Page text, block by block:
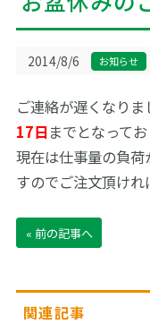
English
2014/8/6 お知らせ
ご連絡が遅くなり
17日までとなってお
現在は仕事量の負荷
すのでご注文頂けれ
« 前の記事へ
関連記事